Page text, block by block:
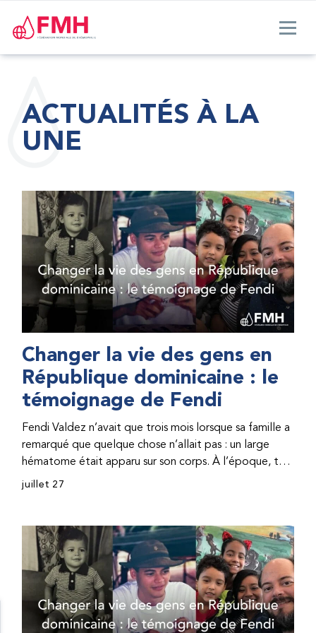
ACTUALITÉS À LA
UNE
Changer la vie des gens en
République dominicaine : le
témoignage de Fendi
Fendi Valdez n’avait que trois mois lorsque sa famille a
remarqué que quelque chose n’allait pas : un large
hématome était apparu sur son corps. À l’époque, très
peu de professionnel·les de santé de République
correct, le traitement était encore largement
indisponible. Les concentrés de facteur étaient chers
et difficiles à se procurer. Afin que son traitement dure
plus longtemps, Fendi prenait parfois une dose
inférieure à celle prescrite. À cause de ces soins limités,
il avait fréquemment des saignements, manquait
juillet 27